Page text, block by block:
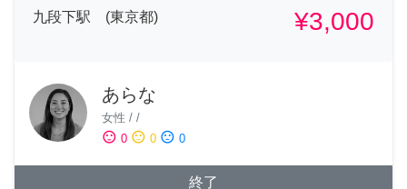
九段下駅 (東京都)
¥3,000
あらな
女性 / /
sentiment_satisfied 0 sentiment_neutral 0 sentiment_dissatisfied 0
終了